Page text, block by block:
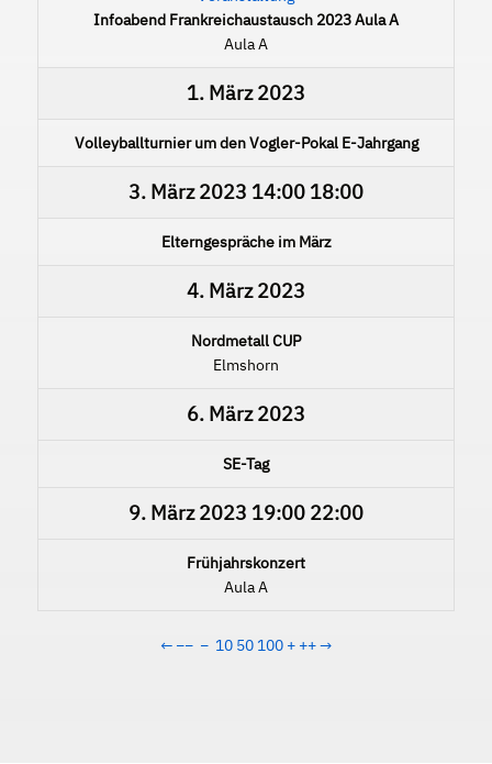
Infoabend Frankreichaustausch 2023 Aula A
Aula A
1. März 2023
Volleyballturnier um den Vogler-Pokal E-Jahrgang
3. März 2023 14:00 18:00
Elterngespräche im März
4. März 2023
Nordmetall CUP
Elmshorn
6. März 2023
SE-Tag
9. März 2023 19:00 22:00
Frühjahrskonzert
Aula A
← −− − 10 50 100 + ++→